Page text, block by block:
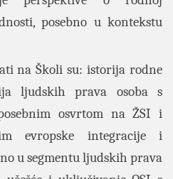
posebno u kontekstu
na Školi su: istorija rodne
ljudskih prava osoba s
osvrtom na ŽSI i
evropske integracije i
u segmentu ljudskih prava